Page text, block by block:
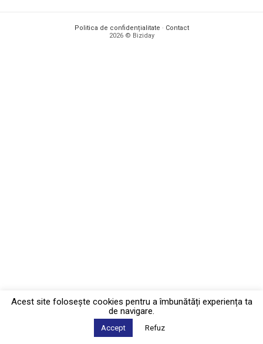
Politica de confidențialitate · Contact
2026 © Biziday
Acest site foloseşte cookies pentru a îmbunătăți experiența ta
de navigare.
Accept Refuz